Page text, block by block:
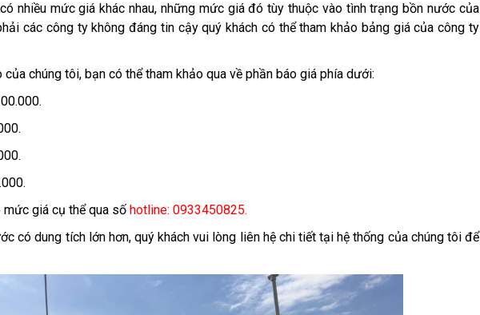
nhiều mức giá khác nhau, những mức giá đó tùy thuộc vào tình trạng bồn nước của
các công ty không đáng tin cậy quý khách có thể tham khảo bảng giá của công ty
chúng tôi, bạn có thể tham khảo qua về phần báo giá phía dưới:
giá cụ thể qua số hotline: 0933450825.
có dung tích lớn hơn, quý khách vui lòng liên hệ chi tiết tại hệ thống của chúng tôi để